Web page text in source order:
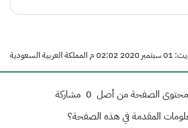
السعودية
محتوى الصفحة من أصل 0 مشاركة
المقدمة في هذه الصفحة؟